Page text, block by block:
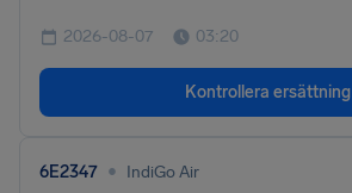
2026-08-07 03:20
Kontrollera ersättning
6E2347 • IndiGo Air